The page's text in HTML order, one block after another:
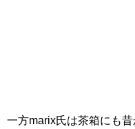
一方marix氏は茶箱にも昔